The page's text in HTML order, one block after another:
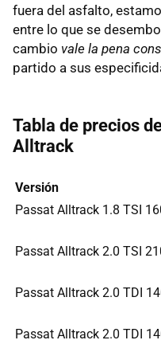
fuera del asfalto,
entre lo que se
cambio vale la pena
partido a sus
Tabla de precios
Alltrack
Versión
Passat Alltrack 1.8 TSI
Passat Alltrack 2.0 TSI
Passat Alltrack 2.0 TDI
Passat Alltrack 2.0 TDI